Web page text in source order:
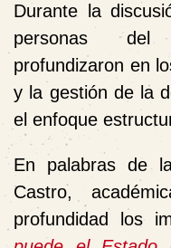
Durante la
personas del
profundizaron en
y la gestión de la
el enfoque
En palabras de
Castro,
profundidad los